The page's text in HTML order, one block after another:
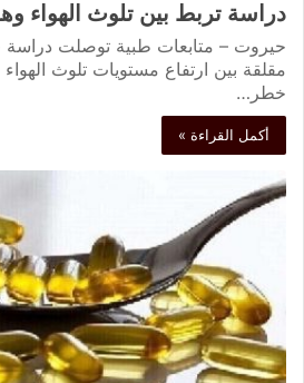
دراسة تربط بين تلوث الهواء
حيروت – متابعات طبية توصلت دراسة
مقلقة بين ارتفاع مستويات تلوث
خطر…
أكمل القراءة »